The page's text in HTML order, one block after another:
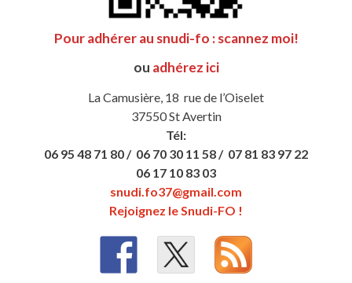
Pour adhérer au snudi-fo : scannez moi!
ou adhérez ici
La Camusière, 18 rue de l’Oiselet
37550 St Avertin
Tél:
06 95 48 71 80 / 06 70 30 11 58 / 07 81 83 97 22
06 17 10 83 03
snudi.fo37@gmail.com
Rejoignez le Snudi-FO !